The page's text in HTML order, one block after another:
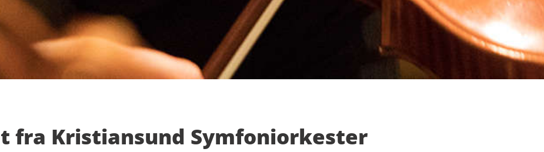
fra Kristiansund Symfoniorkester